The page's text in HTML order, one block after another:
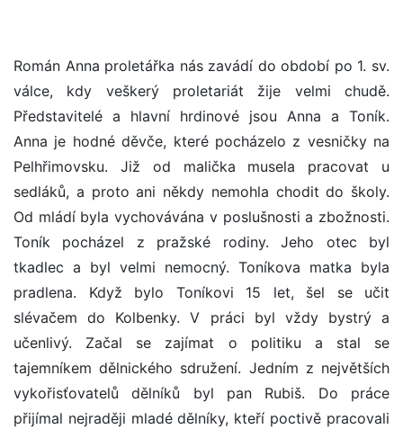
Román Anna proletářka nás zavádí do období po 1. sv.
válce, kdy veškerý proletariát žije velmi chudě.
Představitelé a hlavní hrdinové jsou Anna a Toník.
Anna je hodné děvče, které pocházelo z vesničky na
Pelhřimovsku. Již od malička musela pracovat u
sedláků, a proto ani někdy nemohla chodit do školy.
Od mládí byla vychovávána v poslušnosti a zbožnosti.
Toník pocházel z pražské rodiny. Jeho otec byl
tkadlec a byl velmi nemocný. Toníkova matka byla
pradlena. Když bylo Toníkovi 15 let, šel se učit
slévačem do Kolbenky. V práci byl vždy bystrý a
učenlivý. Začal se zajímat o politiku a stal se
tajemníkem dělnického sdružení. Jedním z největších
vykořisťovatelů dělníků byl pan Rubiš. Do práce
přijímal nejraději mladé dělníky, kteří poctivě pracovali